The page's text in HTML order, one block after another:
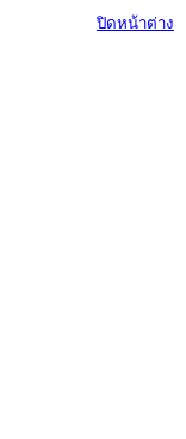
ปิดหน้าต่าง